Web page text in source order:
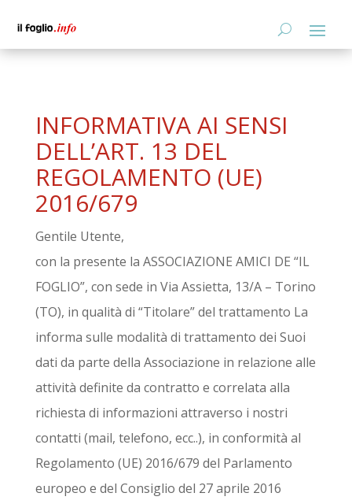
INFORMATIVA AI SENSI
DELL’ART. 13 DEL
REGOLAMENTO (UE)
2016/679
Gentile Utente,
con la presente la ASSOCIAZIONE AMICI DE “IL
FOGLIO”, con sede in Via Assietta, 13/A – Torino
(TO), in qualità di “Titolare” del trattamento La
informa sulle modalità di trattamento dei Suoi
dati da parte della Associazione in relazione alle
attività definite da contratto e correlata alla
richiesta di informazioni attraverso i nostri
contatti (mail, telefono, ecc..), in conformità al
Regolamento (UE) 2016/679 del Parlamento
europeo e del Consiglio del 27 aprile 2016